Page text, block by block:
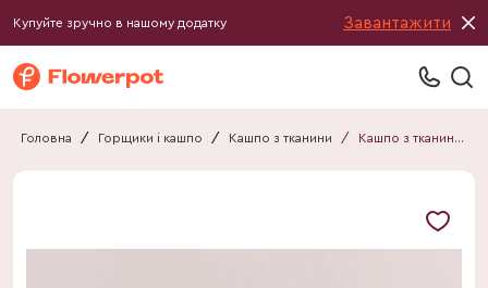
Купуйте зручно в нашому додатку Завантажити
Головна / Горщики і кашпо / Кашпо з тканини / Кашпо з тканини 062116280101